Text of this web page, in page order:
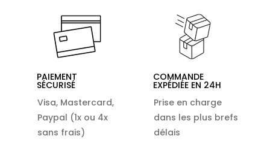
PAIEMENT
SÉCURISÉ
Visa, Mastercard,
Paypal (1x ou 4x
sans frais)
COMMANDE
EXPÉDIÉE EN 24H
Prise en charge
dans les plus brefs
délais